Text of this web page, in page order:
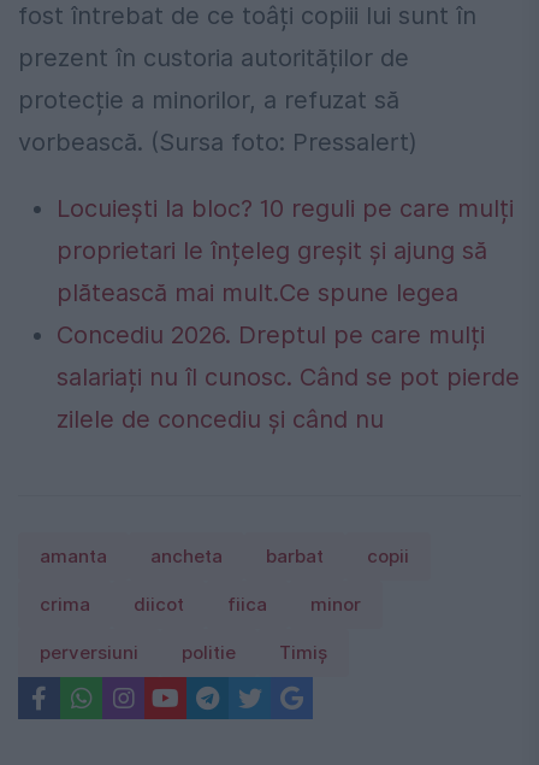
fost întrebat de ce toâți copiii lui sunt în
prezent în custoria autorităților de
protecție a minorilor, a refuzat să
vorbească. (Sursa foto: Pressalert)
Locuiești la bloc? 10 reguli pe care mulți
proprietari le înțeleg greșit și ajung să
plătească mai mult.Ce spune legea
Concediu 2026. Dreptul pe care mulți
salariați nu îl cunosc. Când se pot pierde
zilele de concediu și când nu
amanta ancheta barbat copii
crima diicot fiica minor
perversiuni politie Timiş